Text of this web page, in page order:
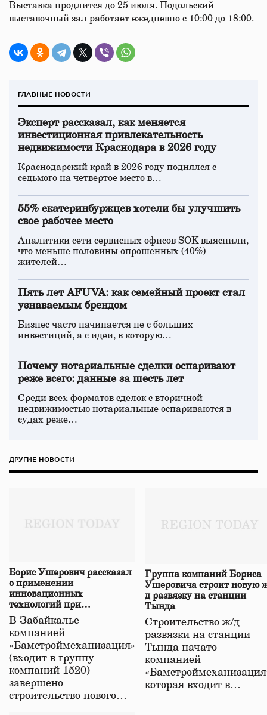
Выставка продлится до 25 июля. Подольский
выставочный зал работает ежедневно с 10:00 до 18:00.
ГЛАВНЫЕ НОВОСТИ
Эксперт рассказал, как меняется
инвестиционная привлекательность
недвижимости Краснодара в 2026 году
Краснодарский край в 2026 году поднялся с
седьмого на четвертое место в…
55% екатеринбуржцев хотели бы улучшить
свое рабочее место
Аналитики сети сервисных офисов SOK выяснили,
что меньше половины опрошенных (40%)
жителей…
Пять лет AFUVA: как семейный проект стал
узнаваемым брендом
Бизнес часто начинается не с больших
инвестиций, а с идеи, в которую…
Почему нотариальные сделки оспаривают
реже всего: данные за шесть лет
Среди всех форматов сделок с вторичной
недвижимостью нотариальные оспариваются в
судах реже…
ДРУГИЕ НОВОСТИ
Борис Ушерович рассказал
о применении
инновационных
технологий при
строительстве нового моста
в Забайкалье
В Забайкалье
компанией
«Бамстроймеханизация»
(входит в группу
компаний 1520)
завершено
строительство нового…
Группа компаний Бориса
Ушеровича строит новую
д развязку на станции
Тында
Строительство ж/д
развязки на станции
Тында начато
компанией
которая входит в…